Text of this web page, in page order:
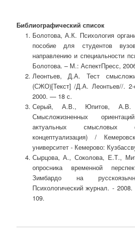
Библиографический список
Болотова, А.К. Психология
пособие для студентов
направлению и специальности
Болотова. – М.: АспектПресс,
Леонтьев, Д.А. Тест
(СЖО)[Текст] /Д.А. Леонтьев//.
2000. — 18 с.
Серый, А.В., Юпитов, А.В.
Смысложизненных
актуальных смысловых
концептуализация) /
университет - Кемерово:
Сырцова, А., Соколова, Е.Т.,
опросника временной
Зимбардо на
Психологический журнал. -
109.